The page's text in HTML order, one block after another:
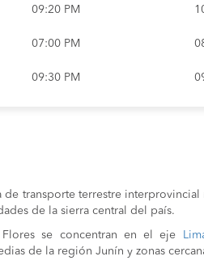
09:20 PM
07:00 PM
09:30 PM
de transporte terrestre
de la sierra central del país.
se concentran en el eje
de la región Junín y zonas